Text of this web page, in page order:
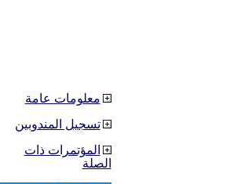
معلومات عامة
تسجيل المندوبين
المؤتمرات ذات
الصلة